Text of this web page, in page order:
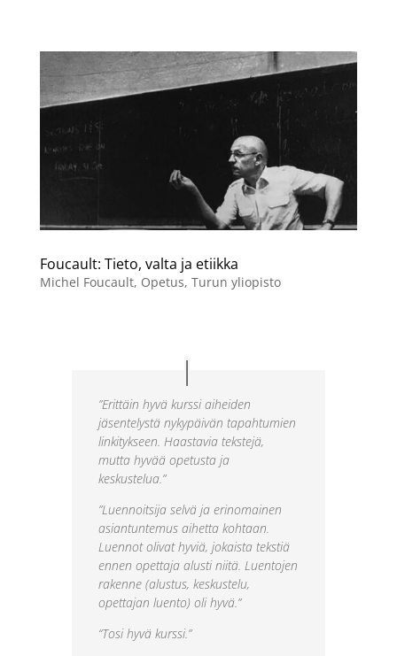
Foucault: Tieto, valta ja etiikka
Michel Foucault, Opetus, Turun yliopisto
”Erittäin hyvä kurssi aiheiden
jäsentelystä nykypäivän tapahtumien
linkitykseen. Haastavia tekstejä,
mutta hyvää opetusta ja
keskustelua.”
”Luennoitsija selvä ja erinomainen
asiantuntemus aihetta kohtaan.
Luennot olivat hyviä, jokaista tekstiä
ennen opettaja alusti niitä. Luentojen
rakenne (alustus, keskustelu,
opettajan luento) oli hyvä.”
“Tosi hyvä kurssi.”